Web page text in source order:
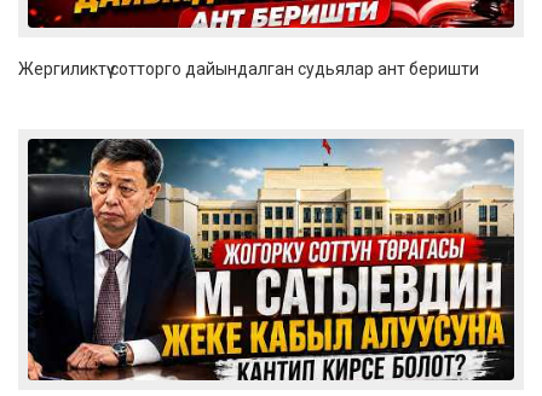
Жергиликтүү сотторго дайындалган судьялар ант беришти